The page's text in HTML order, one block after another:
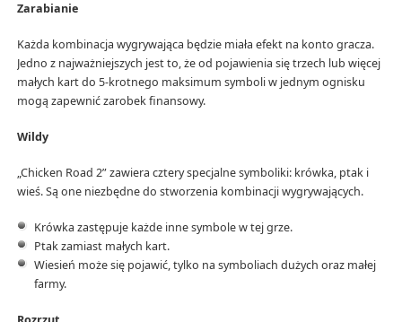
Zarabianie
Każda kombinacja wygrywająca będzie miała efekt na konto gracza.
Jedno z najważniejszych jest to, że od pojawienia się trzech lub więcej
małych kart do 5-krotnego maksimum symboli w jednym ognisku
mogą zapewnić zarobek finansowy.
Wildy
„Chicken Road 2” zawiera cztery specjalne symboliki: krówka, ptak i
wieś. Są one niezbędne do stworzenia kombinacji wygrywających.
Krówka zastępuje każde inne symbole w tej grze.
Ptak zamiast małych kart.
Wiesień może się pojawić, tylko na symboliach dużych oraz małej
farmy.